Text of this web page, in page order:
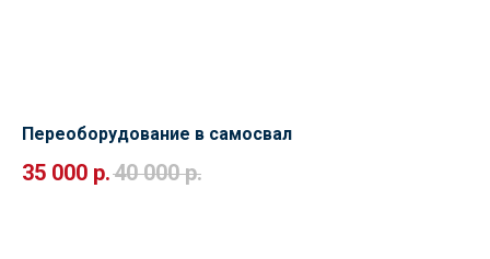
Переоборудование в самосвал
35 000 р.40 000 р.